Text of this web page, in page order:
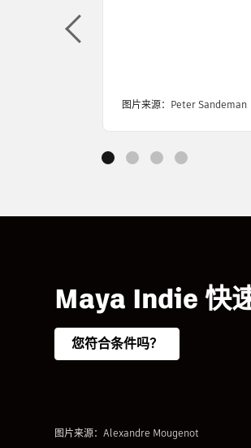
图片来源：Peter Sandeman
Maya Indie 快
您符合条件吗？
图片来源：Alexandre Mougenot